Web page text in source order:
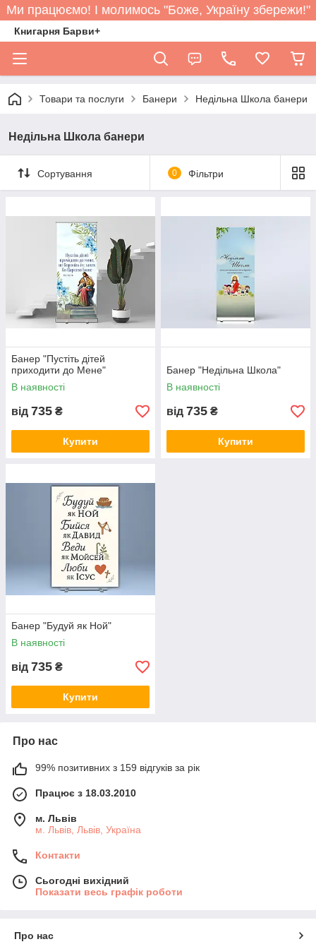
Ми працюємо! І молимось "Боже, Україну збережи!"
Книгарня Барви+
Товари та послуги Банери Недільна Школа банери
Недільна Школа банери
Сортування 0 Фільтри
Банер "Пустіть дітей
приходити до Мене"
В наявності
від 735 ₴
Купити
Банер "Недільна Школа"
В наявності
від 735 ₴
Купити
Банер "Будуй як Ной"
В наявності
від 735 ₴
Купити
Про нас
99% позитивних з 159 відгуків за рік
Працює з 18.03.2010
м. Львів
м. Львів, Львів, Україна
Контакти
Сьогодні вихідний
Показати весь графік роботи
Про нас